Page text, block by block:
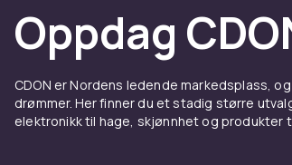
Oppdag
CDON er Nordens ledende markedsplass,
drømmer. Her finner du et stadig større
elektronikk til hage, skjønnhet og